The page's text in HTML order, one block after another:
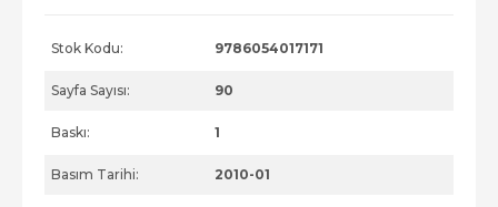
Stok Kodu: 9786054017171
Sayfa Sayısı: 90
Baskı: 1
Basım Tarihi: 2010-01